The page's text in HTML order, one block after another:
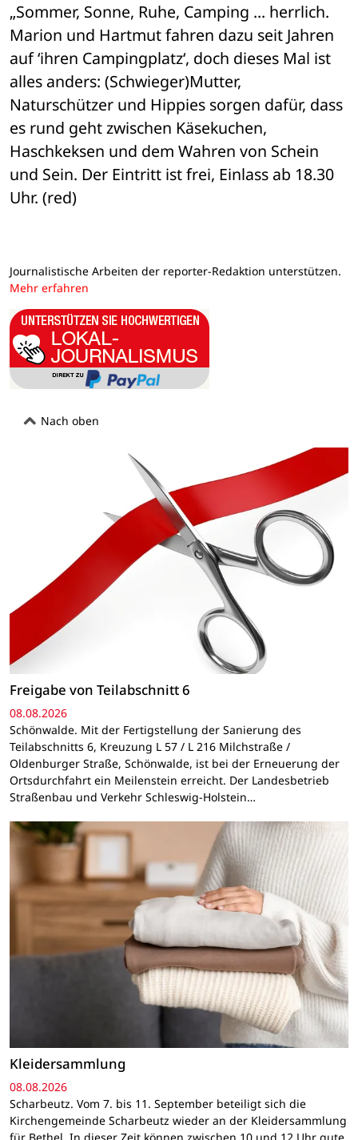
„Sommer, Sonne, Ruhe, Camping ... herrlich.
Marion und Hartmut fahren dazu seit Jahren
auf ‘ihren Campingplatz‘, doch dieses Mal ist
alles anders: (Schwieger)Mutter,
Naturschützer und Hippies sorgen dafür, dass
es rund geht zwischen Käsekuchen,
Haschkeksen und dem Wahren von Schein
und Sein. Der Eintritt ist frei, Einlass ab 18.30
Uhr. (red)
Journalistische Arbeiten der reporter-Redaktion unterstützen.
Mehr erfahren
Nach oben
Freigabe von Teilabschnitt 6
08.08.2026
Schönwalde. Mit der Fertigstellung der Sanierung des
Teilabschnitts 6, Kreuzung L 57 / L 216 Milchstraße /
Oldenburger Straße, Schönwalde, ist bei der Erneuerung der
Ortsdurchfahrt ein Meilenstein erreicht. Der Landesbetrieb
Straßenbau und Verkehr Schleswig-Holstein…
Kleidersammlung
08.08.2026
Scharbeutz. Vom 7. bis 11. September beteiligt sich die
Kirchengemeinde Scharbeutz wieder an der Kleidersammlung